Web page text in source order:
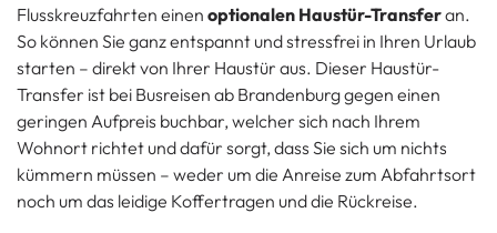
Flusskreuzfahrten einen optionalen Haustür-Transferan.
So können Sie ganz entspannt und stressfrei in Ihren Urlaub
starten – direkt von Ihrer Haustür aus. Dieser Haustür-
Transfer ist bei Busreisen ab Brandenburg gegen einen
geringen Aufpreis buchbar, welcher sich nach Ihrem
Wohnort richtet und dafür sorgt, dass Sie sich um nichts
kümmern müssen – weder um die Anreise zum Abfahrtsort
noch um das leidige Koffertragen und die Rückreise.